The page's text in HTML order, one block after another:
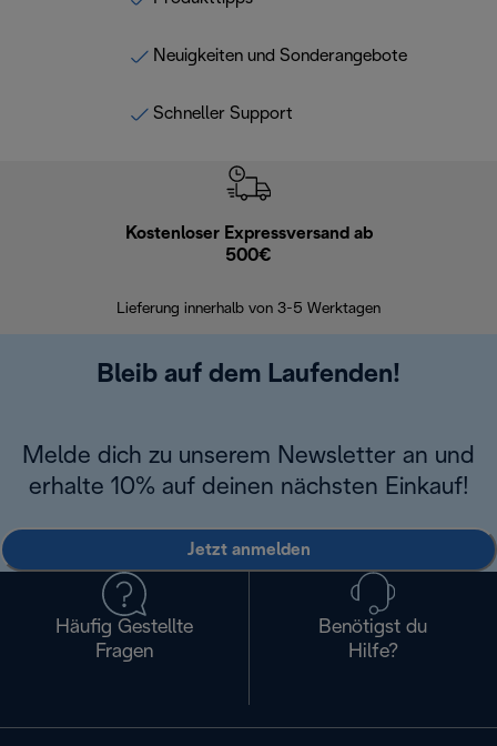
Neuigkeiten und Sonderangebote
Schneller Support
Kostenloser Expressversand ab
500€
Lieferung innerhalb von 3-5 Werktagen
Bleib auf dem Laufenden!
Melde dich zu unserem Newsletter an und
erhalte 10% auf deinen nächsten Einkauf!
Jetzt anmelden
Häufig Gestellte
Fragen
Benötigst du
Hilfe?